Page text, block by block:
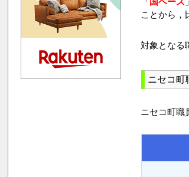
ことから，
対象となる
ニセコ町
ニセコ町職